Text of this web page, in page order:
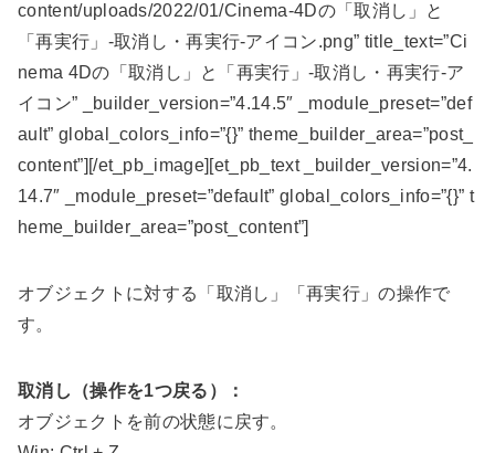
content/uploads/2022/01/Cinema-4Dの「取消し」と
「再実行」-取消し・再実行-アイコン.png” title_text=”Ci
nema 4Dの「取消し」と「再実行」-取消し・再実行-ア
イコン” _builder_version=”4.14.5″ _module_preset=”def
ault” global_colors_info=”{}” theme_builder_area=”post_
content”][/et_pb_image][et_pb_text _builder_version=”4.
14.7″ _module_preset=”default” global_colors_info=”{}” t
heme_builder_area=”post_content”]
オブジェクトに対する「取消し」「再実行」の操作で
す。
取消し（操作を1つ戻る）：
オブジェクトを前の状態に戻す。